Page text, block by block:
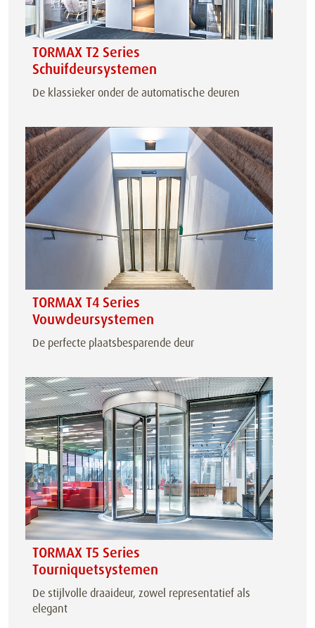
TORMAX T2 Series
Schuifdeursystemen
De klassieker onder de automatische deuren
TORMAX T4 Series
Vouwdeursystemen
De perfecte plaatsbesparende deur
TORMAX T5 Series
Tourniquetsystemen
De stijlvolle draaideur, zowel representatief als
elegant